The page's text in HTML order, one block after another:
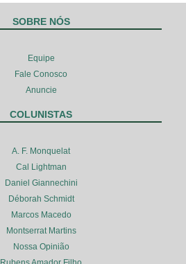
SOBRE NÓS
Equipe
Fale Conosco
Anuncie
COLUNISTAS
A. F. Monquelat
Cal Lightman
Daniel Giannechini
Déborah Schmidt
Marcos Macedo
Montserrat Martins
Nossa Opinião